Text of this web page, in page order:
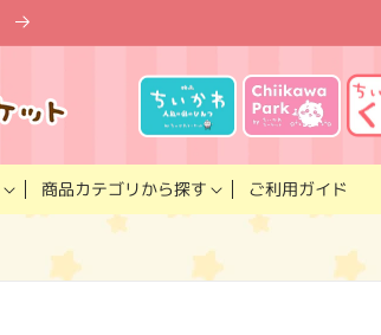
商品カテゴリから探す ご利用ガイド